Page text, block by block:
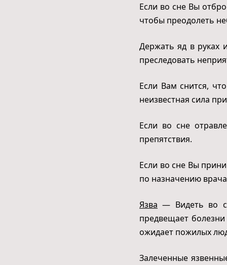
Если во сне Вы
чтобы преодолеть
Держать яд в руках
преследовать
Если Вам снится,
неизвестная сила
Если во сне
препятствия.
Если во сне Вы
по назначению
Язва — Видеть во
предвещает
ожидает пожилых
Залеченные